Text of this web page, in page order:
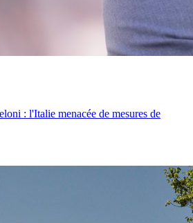
: l'Italie menacée de mesures de